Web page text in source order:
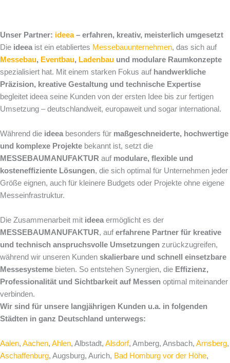
Unser Partner: ideea– erfahren, kreativ, meisterlich umgesetzt
Die ideea ist ein etabliertes Messebauunternehmen, das sich auf
Messebau, Eventbau, Ladenbau und modulare Raumkonzepte
spezialisiert hat. Mit einem starken Fokus auf handwerkliche
Präzision, kreative Gestaltung und technische Expertise
begleitet ideea seine Kunden von der ersten Idee bis zur fertigen
Umsetzung – deutschlandweit, europaweit und sogar international.
Während die ideea besonders für maßgeschneiderte, hochwertige
und komplexe Projekte bekannt ist, setzt die
MESSEBAUMANUFAKTUR auf modulare, flexible und
kosteneffiziente Lösungen, die sich optimal für Unternehmen jeder
Größe eignen, auch für kleinere Budgets oder Projekte ohne eigene
Messeinfrastruktur.
Die Zusammenarbeit mit ideea ermöglicht es der
MESSEBAUMANUFAKTUR, auf erfahrene Partner für kreative
und technisch anspruchsvolle Umsetzungen zurückzugreifen,
während wir unseren Kunden skalierbare und schnell einsetzbare
Messesysteme bieten. So entstehen Synergien, die Effizienz,
Professionalität und Sichtbarkeit auf Messen optimal miteinander
verbinden.
Wir sind für unsere langjährigen Kunden u.a. in folgenden
Städten in ganz Deutschland unterwegs:
Aalen, Aachen, Ahlen, Albstadt, Alsdorf, Amberg, Ansbach, Arnsberg,
Aschaffenburg, Augsburg, Aurich, Bad Homburg vor der Höhe,